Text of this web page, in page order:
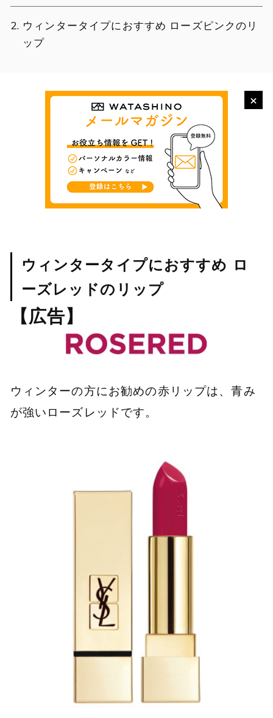
ウィンタータイプにおすすめ ローズピンクのリ
ップ
×
ウィンタータイプにおすすめ ロ
ーズレッドのリップ
【広告】
ウィンターの方にお勧めの赤リップは、青み
が強いローズレッドです。